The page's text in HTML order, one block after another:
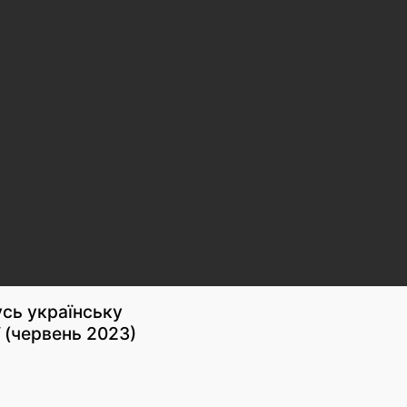
українську
(червень 2023)